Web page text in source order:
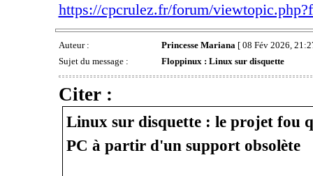
https://cpcrulez.fr/forum/
Auteur : Princesse Mariana[ 08 Fév 2026,
Sujet du message :
Floppinux : Linux sur disquette
Citer :
Linux sur disquette : le projet fou
PC à partir d'un support obsolète